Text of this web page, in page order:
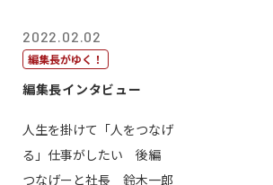
2022.02.02
編集長がゆく！
編集長インタビュー
人生を掛けて「人をつなげ
る」仕事がしたい 後編
つなげーと社長 鈴木一郎